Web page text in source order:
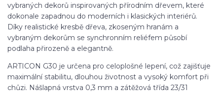
vybraných dekorů inspirovaných přírodním dřevem, které
dokonale zapadnou do moderních i klasických interiérů.
Díky realistické kresbě dřeva, zkoseným hranám a
vybraným dekorům se synchronním reliéfem působí
podlaha přirozeně a elegantně.
ARTICON G30 je určena pro celoplošné lepení, což zajišťuje
maximální stabilitu, dlouhou životnost a vysoký komfort při
chůzi. Nášlapná vrstva 0,3 mm a zátěžová třída 23/31